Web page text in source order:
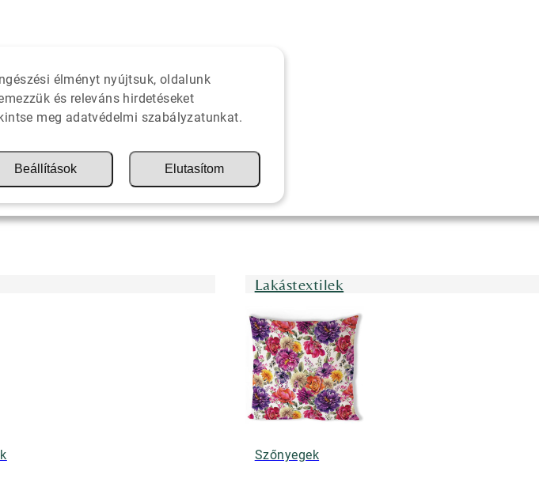
Lakástextilek
Szőnyegek
élményt nyújtsuk, oldalunk
és releváns hirdetéseket
meg adatvédelmi szabályzatunkat.
Beállítások Elutasítom